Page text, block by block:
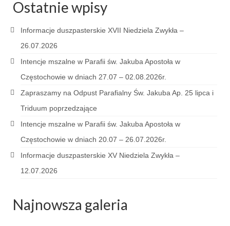
Pasterka 2019
Triduum St. Kostka 2019
Uroczystość Św. Jakuba Ap 2019
Boże Ciało – 20 czerwca 2019
Pierwsza Komunia Święta 2019
Imieniny Ks Kanonika
Wigilia Paschalna 2019
Wielki Czwartek 2019
Ostatnie wpisy
Informacje duszpasterskie XVII Niedziela Zwykła –
26.07.2026
Intencje mszalne w Parafii św. Jakuba Apostoła w
Częstochowie w dniach 27.07 – 02.08.2026r.
Zapraszamy na Odpust Parafialny Św. Jakuba Ap. 25 lipca i
Triduum poprzedzające
Intencje mszalne w Parafii św. Jakuba Apostoła w
Częstochowie w dniach 20.07 – 26.07.2026r.
Informacje duszpasterskie XV Niedziela Zwykła –
12.07.2026
Najnowsza galeria